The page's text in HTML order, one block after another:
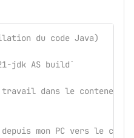
du code Java)
jdk AS build`
dans le conteneur
mon PC vers le